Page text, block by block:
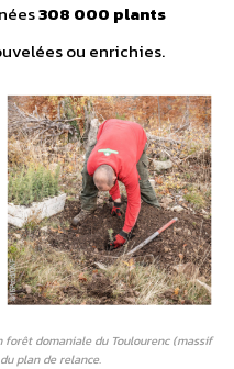
308 000 plants
ou enrichies.
domaniale du Toulourenc (massif
plan de relance.